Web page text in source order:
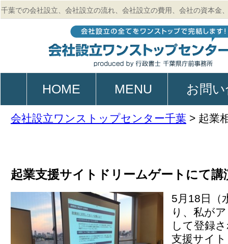
千葉での会社設立、会社設立の流れ、会社設立の費用、会社の資本金
HOME MENU お問
会社設立ワンストップセンター千葉 > 起業
起業支援サイトドリームゲートにて講
5月18日（
り、私が
して登録
支援サイ